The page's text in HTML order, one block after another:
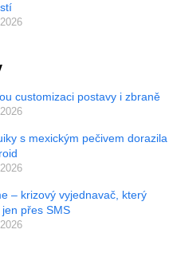
customizaci postavy i zbraně
s mexickým pečivem dorazila
– krizový vyjednavač, který
přes SMS